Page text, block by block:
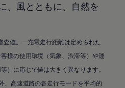
、風とともに、自然を
査値。一充電走行距離は定められた
様の使用環境（気象、渋滞等）や運
）に応じて値は大きく異なります。
、高速道路の各走行モードを平均的